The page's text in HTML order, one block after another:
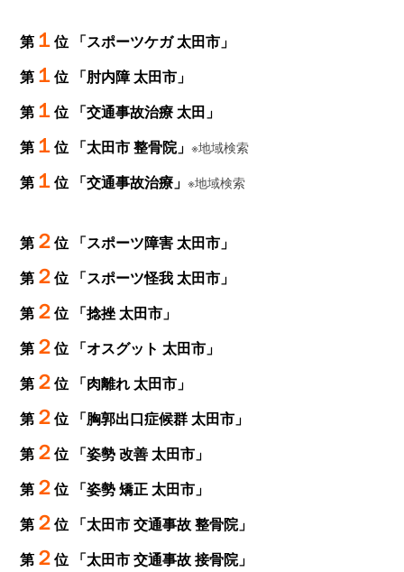
第 １位 「スポーツケガ 太田市」
第 １位 「肘内障 太田市」
第 １位 「交通事故治療 太田」
第 １位 「太田市 整骨院」※地域検索
第 １位 「交通事故治療」※地域検索
第 ２位 「スポーツ障害 太田市」
第 ２位 「スポーツ怪我 太田市」
第 ２位 「捻挫 太田市」
第 ２位 「オスグット 太田市」
第 ２位 「肉離れ 太田市」
第 ２位 「胸郭出口症候群 太田市」
第 ２位 「姿勢 改善 太田市」
第 ２位 「姿勢 矯正 太田市」
第 ２位 「太田市 交通事故 整骨院」
第 ２位 「太田市 交通事故 接骨院」